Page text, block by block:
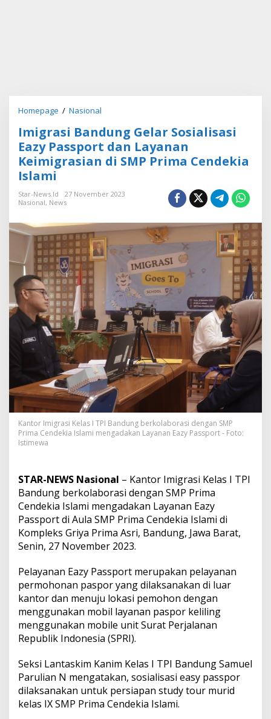
Homepage / Nasional
i
g
r
a
B
d
u
n
g
S
o
s
i
a
l
i
s
a
s
i
y
P
a
s
s
p
o
t
a
n
L
a
y
a
a
n
K
e
i
Imigrasi Bandung Gelar Sosialisasi
Eazy Passport dan Layanan
Keimigrasian di SMP Prima Cendekia
Islami
Star-News.id
27 November 2023
Nasional, News
Kantor Imigrasi Kelas I TPI Bandung berkolaborasi dengan SMP
Prima Cendekia Islami mengadakan Layanan Eazy Passport - Foto:
Istimewa
STAR-NEWS Nasional – Kantor Imigrasi Kelas I TPI
Bandung berkolaborasi dengan SMP Prima
Cendekia Islami mengadakan Layanan Eazy
Passport di Aula SMP Prima Cendekia Islami di
Kompleks Griya Prima Asri, Bandung, Jawa Barat,
Senin, 27 November 2023.
Pelayanan Eazy Passport merupakan pelayanan
permohonan paspor yang dilaksanakan di luar
kantor dan menuju lokasi pemohon dengan
menggunakan mobil layanan paspor keliling
menggunakan mobile unit Surat Perjalanan
Republik Indonesia (SPRI).
Seksi Lantaskim Kanim Kelas I TPI Bandung Samuel
Parulian N mengatakan, sosialisasi easy passpor
dilaksanakan untuk persiapan study tour murid
kelas IX SMP Prima Cendekia Islami.